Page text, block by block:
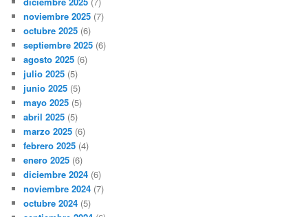
noviembre 2025 (7)
octubre 2025 (6)
septiembre 2025 (6)
agosto 2025 (6)
julio 2025 (5)
junio 2025 (5)
mayo 2025 (5)
abril 2025 (5)
marzo 2025 (6)
febrero 2025 (4)
enero 2025 (6)
diciembre 2024 (6)
noviembre 2024 (7)
octubre 2024 (5)